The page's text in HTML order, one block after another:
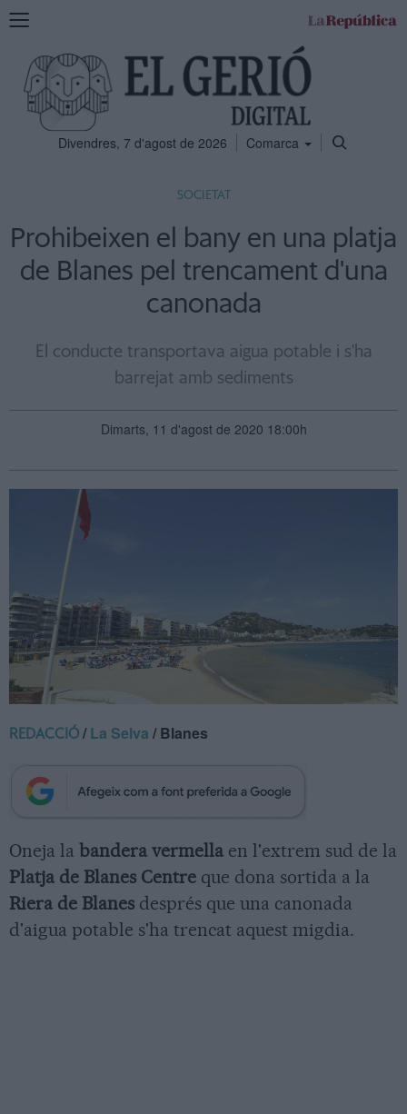
Mostra
navegació
Divendres, 7 d'agost de 2026 Comarca
SOCIETAT
Prohibeixen el bany en una platja
de Blanes pel trencament d'una
canonada
El conducte transportava aigua potable i s'ha
barrejat amb sediments
Dimarts, 11 d'agost de 2020 18:00h
REDACCIÓ /La Selva / Blanes
Oneja la bandera vermella en l'extrem sud de la
Platja de Blanes Centre que dona sortida a la
Riera de Blanes després que una canonada
d'aigua potable s'ha trencat aquest migdia.